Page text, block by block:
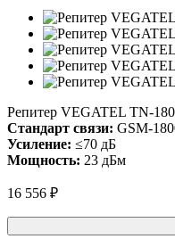
Репитер VEGATEL TN-
Стандарт связи: GSM-
Усиление: ≤70 дБ
Мощность: 23 дБм
16 556 ₽